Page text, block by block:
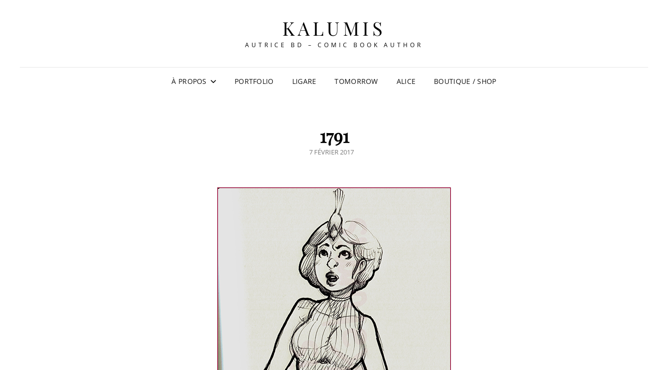
KALUMIS
AUTRICE BD – COMIC BOOK AUTHOR
À PROPOS PORTFOLIO LIGARE TOMORROW ALICE BOUTIQUE / SHOP
1791
POSTED
7 FÉVRIER 2017